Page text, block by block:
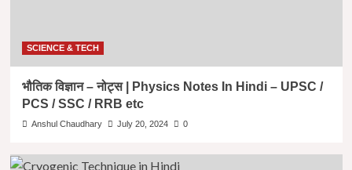
SCIENCE & TECH
भौतिक विज्ञान – नोट्स | Physics Notes In Hindi – UPSC /
PCS / SSC / RRB etc
Anshul Chaudhary July 20, 2024 0